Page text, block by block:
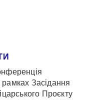
рамках Засідання
Проєкту